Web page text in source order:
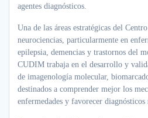
agentes diagnósticos.
Una de las áreas estratégicas del
neurociencias, particularmente en
epilepsia, demencias y trastornos del
CUDIM trabaja en el desarrollo y
de imagenología molecular,
destinados a comprender mejor los
enfermedades y favorecer diagnósticos